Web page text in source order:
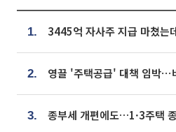
1.
2.
3.